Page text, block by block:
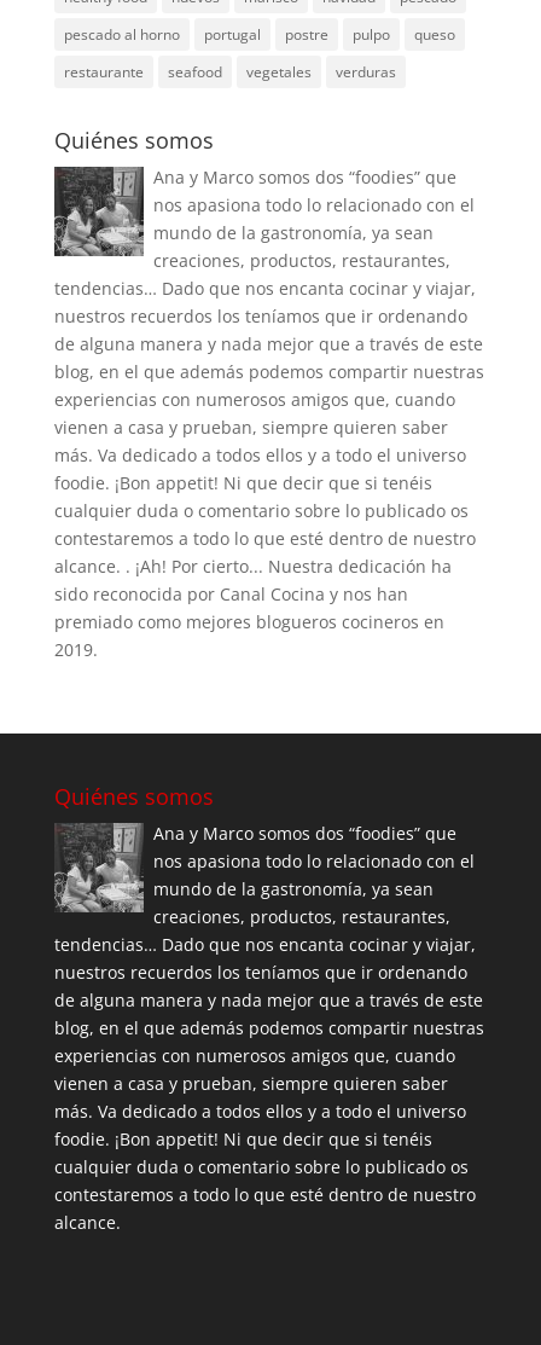
pescado al horno
portugal postre pulpo
queso
restaurante
seafood vegetales verduras
Quiénes somos
Ana y Marco somos dos “foodies” que
nos apasiona todo lo relacionado con el
mundo de la gastronomía, ya sean
creaciones, productos, restaurantes,
tendencias… Dado que nos encanta cocinar y viajar,
nuestros recuerdos los teníamos que ir ordenando
de alguna manera y nada mejor que a través de este
blog, en el que además podemos compartir nuestras
experiencias con numerosos amigos que, cuando
vienen a casa y prueban, siempre quieren saber
más. Va dedicado a todos ellos y a todo el universo
foodie. ¡Bon appetit! Ni que decir que si tenéis
cualquier duda o comentario sobre lo publicado os
contestaremos a todo lo que esté dentro de nuestro
alcance. . ¡Ah! Por cierto... Nuestra dedicación ha
sido reconocida por Canal Cocina y nos han
premiado como mejores blogueros cocineros en
2019.
Quiénes somos
Ana y Marco somos dos “foodies” que
nos apasiona todo lo relacionado con el
mundo de la gastronomía, ya sean
creaciones, productos, restaurantes,
tendencias… Dado que nos encanta cocinar y viajar,
nuestros recuerdos los teníamos que ir ordenando
de alguna manera y nada mejor que a través de este
blog, en el que además podemos compartir nuestras
experiencias con numerosos amigos que, cuando
vienen a casa y prueban, siempre quieren saber
más. Va dedicado a todos ellos y a todo el universo
foodie. ¡Bon appetit! Ni que decir que si tenéis
cualquier duda o comentario sobre lo publicado os
contestaremos a todo lo que esté dentro de nuestro
alcance.